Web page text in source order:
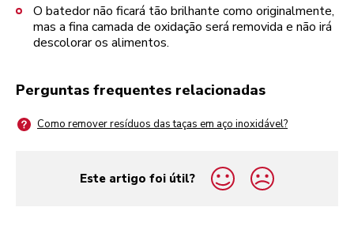
O batedor não ficará tão brilhante como originalmente,
mas a fina camada de oxidação será removida e não irá
descolorar os alimentos.
Perguntas frequentes relacionadas
Como remover resíduos das taças em aço inoxidável?
Este artigo foi útil?
yes
no